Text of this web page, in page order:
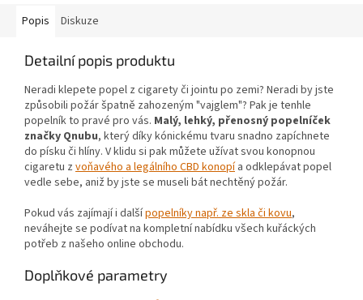
Popis Diskuze
Detailní popis produktu
Neradi klepete popel z cigarety či jointu po zemi? Neradi by jste
způsobili požár špatně zahozeným "vajglem"? Pak je tenhle
popelník to pravé pro vás. Malý, lehký, přenosný popelníček
značky Qnubu, který díky kónickému tvaru snadno zapíchnete
do písku či hlíny. V klidu si pak můžete užívat svou konopnou
cigaretu z voňavého a legálního CBD konopía odklepávat popel
vedle sebe, aniž by jste se museli bát nechtěný požár.
Pokud vás zajímají i dalšípopelníky např. ze skla či kovu,
neváhejte se podívat na kompletní nabídku všech kuřáckých
potřeb z našeho online obchodu.
Doplňkové parametry